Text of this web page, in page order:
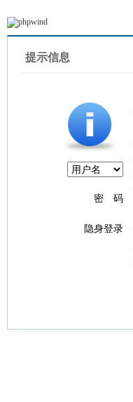
提示信息
密 码
隐身登录